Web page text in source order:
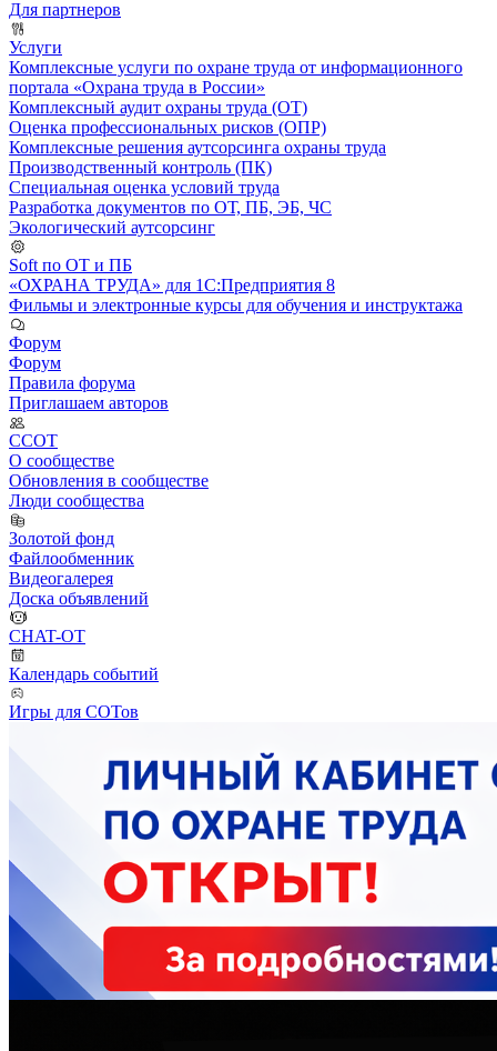
Для партнеров
Услуги
Комплексные услуги по охране труда от информационного
портала «Охрана труда в России»
Комплексный аудит охраны труда (ОТ)
Оценка профессиональных рисков (ОПР)
Комплексные решения аутсорсинга охраны труда
Производственный контроль (ПК)
Специальная оценка условий труда
Разработка документов по ОТ, ПБ, ЭБ, ЧС
Экологический аутсорсинг
Soft по ОТ и ПБ
«ОХРАНА ТРУДА» для 1С:Предприятия 8
Фильмы и электронные курсы для обучения и инструктажа
Форум
Форум
Правила форума
Приглашаем авторов
ССОТ
О сообществе
Обновления в сообществе
Люди сообщества
Золотой фонд
Файлообменник
Видеогалерея
Доска объявлений
CHAT-OT
Календарь событий
Игры для СОТов